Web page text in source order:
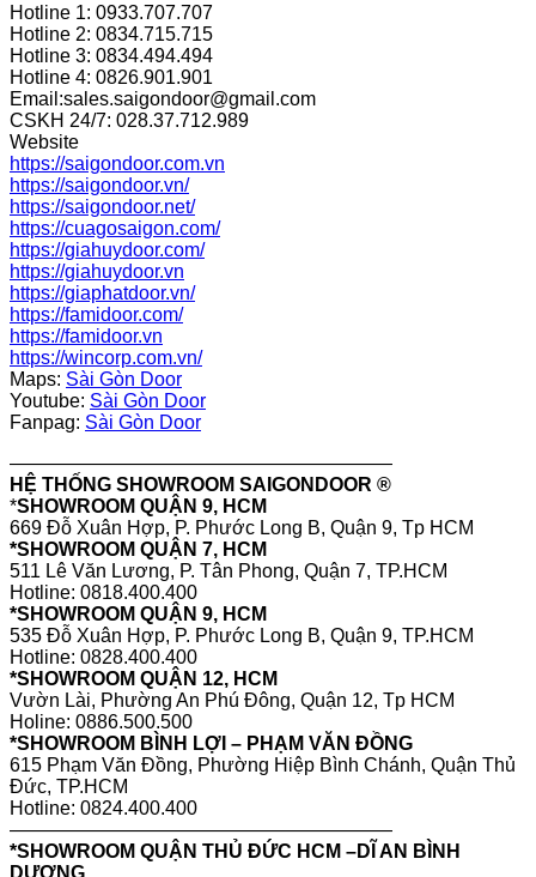
Hotline 1: 0933.707.707
Hotline 2: 0834.715.715
Hotline 3: 0834.494.494
Hotline 4: 0826.901.901
Email:sales.saigondoor@gmail.com
CSKH 24/7: 028.37.712.989
Website
https://saigondoor.com.vn
https://saigondoor.vn/
https://saigondoor.net/
https://cuagosaigon.com/
https://giahuydoor.com/
https://giahuydoor.vn
https://giaphatdoor.vn/
https://famidoor.com/
https://famidoor.vn
https://wincorp.com.vn/
Maps: Sài Gòn Door
Youtube: Sài Gòn Door
Fanpag: Sài Gòn Door
————————————————————
HỆ THỐNG SHOWROOM SAIGONDOOR ®
*SHOWROOM QUẬN 9, HCM
669 Đỗ Xuân Hợp, P. Phước Long B, Quận 9, Tp HCM
*SHOWROOM QUẬN 7, HCM
511 Lê Văn Lương, P. Tân Phong, Quận 7, TP.HCM
Hotline: 0818.400.400
*SHOWROOM QUẬN 9, HCM
535 Đỗ Xuân Hợp, P. Phước Long B, Quận 9, TP.HCM
Hotline: 0828.400.400
*SHOWROOM QUẬN 12, HCM
Vườn Lài, Phường An Phú Đông, Quận 12, Tp HCM
Holine: 0886.500.500
*SHOWROOM BÌNH LỢI – PHẠM VĂN ĐỒNG
615 Phạm Văn Đồng, Phường Hiệp Bình Chánh, Quận Thủ
Đức, TP.HCM
Hotline: 0824.400.400
————————————————————
*SHOWROOM QUẬN THỦ ĐỨC HCM –DĨ AN BÌNH
DƯƠNG